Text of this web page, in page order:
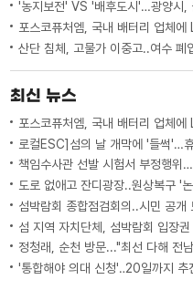
'농지보전' VS '배후도시'…광양시,
포스코퓨처엠, 국내 배터리 업체
산단 침체, 고물가 이중고..여수 폐
최신 뉴스
포스코퓨처엠, 국내 배터리 업체
로컬ESC]섬의 날 개막에 '들썩'…
책임수사관 선발 시험서 부정행위
도로 없애고 잔디광장..원상복구 '
섬박람회 종합점검회의..시민 공개
섬 지역 자치단체, 섬박람회 입장권
정청래, 순천 방문..."최선 다해 전
'통합해야 의대 신청'‥20일까지 추